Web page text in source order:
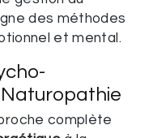
des méthodes
et mental.
complète